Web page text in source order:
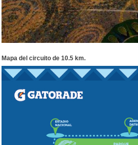
Mapa del circuito de 10.5 km.